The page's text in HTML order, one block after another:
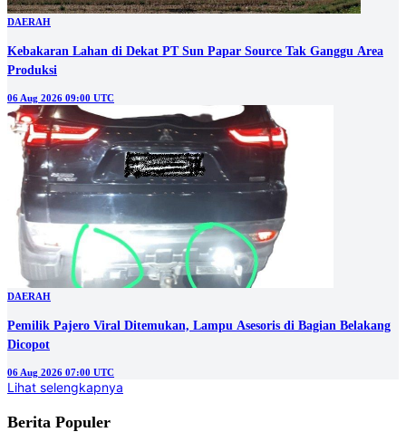
DAERAH
Kebakaran Lahan di Dekat PT Sun Papar Source Tak Ganggu Area
Produksi
06 Aug 2026 09:00 UTC
DAERAH
Pemilik Pajero Viral Ditemukan, Lampu Asesoris di Bagian Belakang
Dicopot
06 Aug 2026 07:00 UTC
Lihat selengkapnya
Berita Populer